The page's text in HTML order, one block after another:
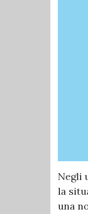
Negli
la
una